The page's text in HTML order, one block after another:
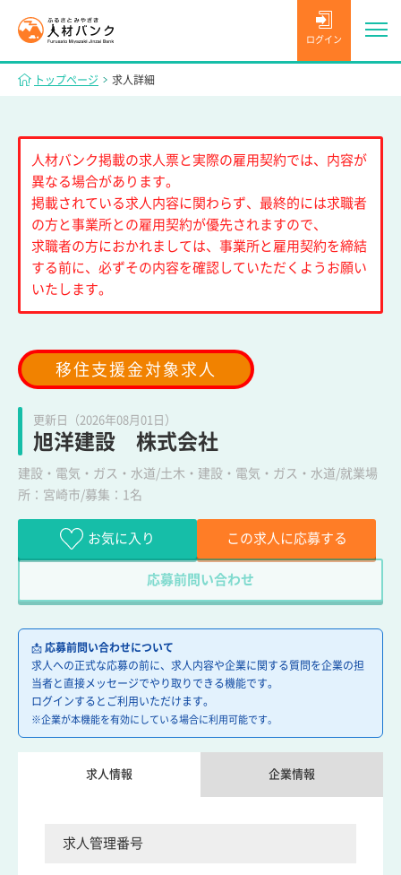
ログイン
トップページ 求人詳細
人材バンク掲載の求人票と実際の雇用契約では、内容が
異なる場合があります。
掲載されている求人内容に関わらず、最終的には求職者
の方と事業所との雇用契約が優先されますので、
求職者の方におかれましては、事業所と雇用契約を締結
する前に、必ずその内容を確認していただくようお願い
いたします。
移住支援金対象求人
更新日（2026年08月01日）
旭洋建設 株式会社
建設・電気・ガス・水道/土木・建設・電気・ガス・水道/就業場
所：宮崎市/募集：1名
お気に入り この求人に応募する
応募前問い合わせ
📩 応募前問い合わせについて
求人への正式な応募の前に、求人内容や企業に関する質問を企業の担
当者と直接メッセージでやり取りできる機能です。
ログインするとご利用いただけます。
※企業が本機能を有効にしている場合に利用可能です。
求人情報 企業情報
求人管理番号